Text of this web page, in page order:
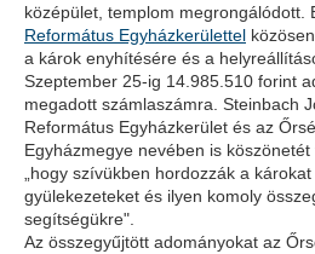
középület, templom megrongálódott.
Református Egyházkerülettel közösen
a károk enyhítésére és a
Szeptember 25-ig 14.985.510 forint
megadott számlaszámra. Steinbach
Református Egyházkerület és az
Egyházmegye nevében is
„hogy szívükben hordozzák a
gyülekezeteket és ilyen komoly
segítségükre".
Az összegyűjtött adományokat az